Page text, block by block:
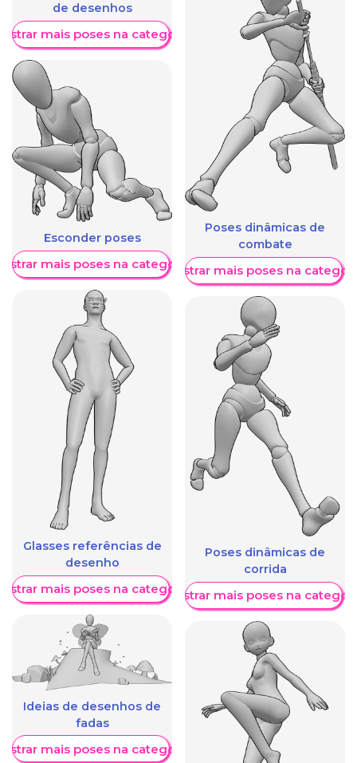
de desenhos
mais poses na categoria
Esconder poses
mais poses na categoria
Glasses referências de
desenho
mais poses na categoria
Ideias de desenhos de
fadas
mais poses na categoria
Poses dinâmicas de
combate
Mostrar mais poses na
Poses dinâmicas de
corrida
Mostrar mais poses na